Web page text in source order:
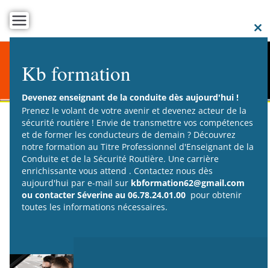
MODALITE
TRAITEMENT
RECLAMATION
Kb formation
Devenez enseignant de la conduite dès aujourd'hui !
Prenez le volant de votre avenir et devenez acteur de la
sécurité routière ! Envie de transmettre vos compétences
et de former les conducteurs de demain ? Découvrez
notre formation au Titre Professionnel d'Enseignant de la
Conduite et de la Sécurité Routière. Une carrière
enrichissante vous attend . Contactez nous dès
aujourd'hui par e-mail sur kbformation62@gmail.com
ou contacter Séverine au 06.78.24.01.00 pour obtenir
toutes les informations nécessaires.